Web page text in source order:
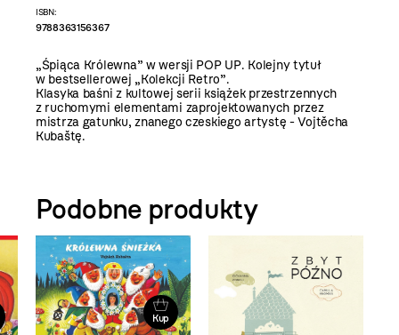
ISBN:
9788363156367
„Śpiąca Królewna” w wersji POP UP. Kolejny tytuł
w bestsellerowej „Kolekcji Retro”.
Klasyka baśni z kultowej serii książek przestrzennych
z ruchomymi elementami zaprojektowanych przez
mistrza gatunku, znanego czeskiego artystę - Vojtěcha
Kubaštę.
Podobne produkty
Kup